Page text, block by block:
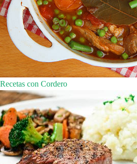
Recetas con Cordero